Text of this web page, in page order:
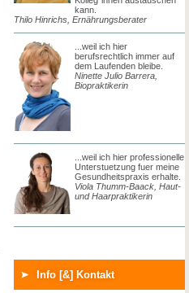
kann.
Thilo Hinrichs, Ernährungsberater
...weil ich hier
berufsrechtlich immer auf
dem Laufenden bleibe.
Ninette Julio Barrera,
Biopraktikerin
...weil ich hier professionelle
Unterstuetzung fuer meine
Gesundheitspraxis erhalte.
Viola Thumm-Baack, Haut-
und Haarpraktikerin
Info [&] Kontakt